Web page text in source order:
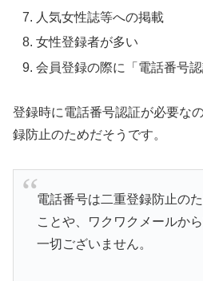
人気女性誌等への掲載
女性登録者が多い
会員登録の際に「電話番号
登録時に電話番号認証が必要な
録防止のためだそうです。
電話番号は二重登録防止の
ことや、ワクワクメールか
一切ございません。